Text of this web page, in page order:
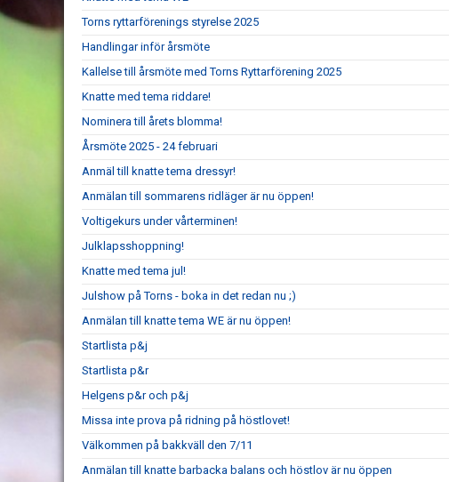
Torns ryttarförenings styrelse 2025
Handlingar inför årsmöte
Kallelse till årsmöte med Torns Ryttarförening 2025
Knatte med tema riddare!
Nominera till årets blomma!
Årsmöte 2025 - 24 februari
Anmäl till knatte tema dressyr!
Anmälan till sommarens ridläger är nu öppen!
Voltigekurs under vårterminen!
Julklapsshoppning!
Knatte med tema jul!
Julshow på Torns - boka in det redan nu ;)
Anmälan till knatte tema WE är nu öppen!
Startlista p&j
Startlista p&r
Helgens p&r och p&j
Missa inte prova på ridning på höstlovet!
Välkommen på bakkväll den 7/11
Anmälan till knatte barbacka balans och höstlov är nu öppen